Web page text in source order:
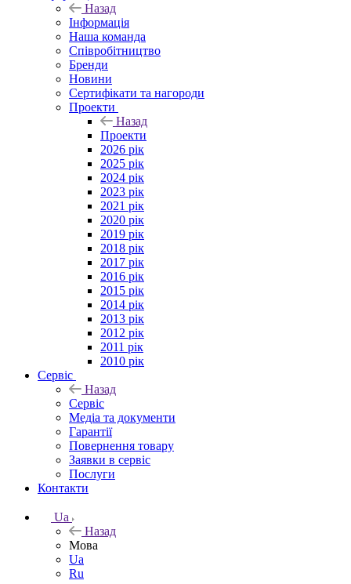
Назад
Інформація
Наша команда
Співробітництво
Бренди
Новини
Сертифікати та нагороди
Проекти
Назад
Проекти
2026 рік
2025 рік
2024 рік
2023 рік
2021 рік
2020 рік
2019 рік
2018 рік
2017 рік
2016 рік
2015 рік
2014 рік
2013 рік
2012 рік
2011 рік
2010 рік
Сервіс
Назад
Сервіс
Медіа та документи
Гарантії
Повернення товару
Заявки в сервіс
Послуги
Контакти
Ua
Назад
Мова
Ua
Ru